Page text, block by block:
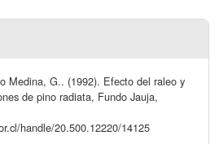
Medina, G.. (1992). Efecto del raleo y
de pino radiata, Fundo Jauja,
handle/20.500.12220/14125